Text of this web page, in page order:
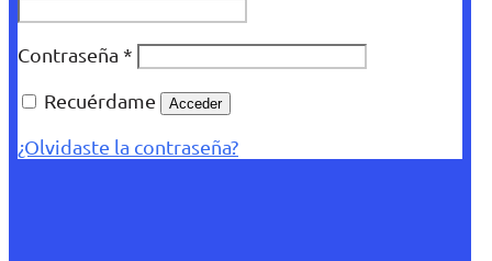
Contraseña *
Recuérdame
Acceder
¿Olvidaste la contraseña?